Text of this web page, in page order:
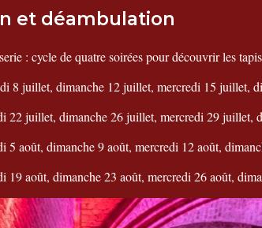
et déambulation
: cycle de quatre soirées pour découvrir les
8 juillet, dimanche 12 juillet, mercredi 15 juillet,
22 juillet, dimanche 26 juillet, mercredi 29 juillet,
5 août, dimanche 9 août, mercredi 12 août,
19 août, dimanche 23 août, mercredi 26 août,